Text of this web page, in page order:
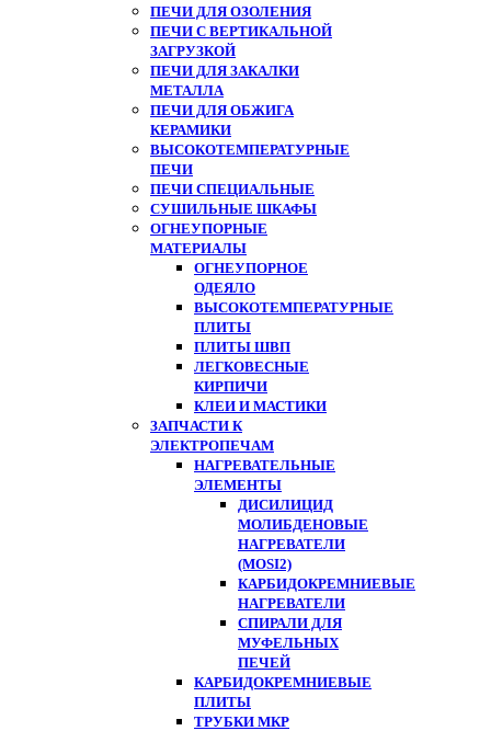
ПЕЧИ ДЛЯ ОЗОЛЕНИЯ
ПЕЧИ С ВЕРТИКАЛЬНОЙ
ЗАГРУЗКОЙ
ПЕЧИ ДЛЯ ЗАКАЛКИ
МЕТАЛЛА
ПЕЧИ ДЛЯ ОБЖИГА
КЕРАМИКИ
ВЫСОКОТЕМПЕРАТУРНЫЕ
ПЕЧИ
ПЕЧИ СПЕЦИАЛЬНЫЕ
СУШИЛЬНЫЕ ШКАФЫ
ОГНЕУПОРНЫЕ
МАТЕРИАЛЫ
ОГНЕУПОРНОЕ
ОДЕЯЛО
ВЫСОКОТЕМПЕРАТУРНЫЕ
ПЛИТЫ
ПЛИТЫ ШВП
ЛЕГКОВЕСНЫЕ
КИРПИЧИ
КЛЕИ И МАСТИКИ
ЗАПЧАСТИ К
ЭЛЕКТРОПЕЧАМ
НАГРЕВАТЕЛЬНЫЕ
ЭЛЕМЕНТЫ
ДИСИЛИЦИД
МОЛИБДЕНОВЫЕ
НАГРЕВАТЕЛИ
(MOSI2)
КАРБИДОКРЕМНИЕВЫЕ
НАГРЕВАТЕЛИ
СПИРАЛИ ДЛЯ
МУФЕЛЬНЫХ
ПЕЧЕЙ
КАРБИДОКРЕМНИЕВЫЕ
ПЛИТЫ
ТРУБКИ МКР